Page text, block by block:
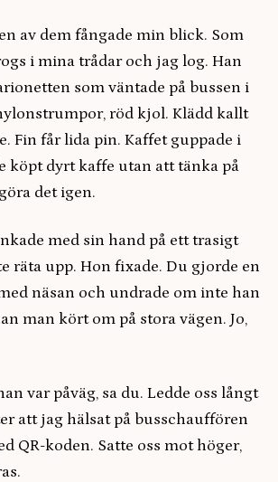
av dem fångade min blick. Som
i mina trådar och jag log. Han
som väntade på bussen i
röd kjol. Klädd kallt
Fin får lida pin. Kaffet guppade i
köpt dyrt kaffe utan att tänka på
det igen.
med sin hand på ett trasigt
räta upp. Hon fixade. Du gjorde en
näsan och undrade om inte han
man kört om på stora vägen. Jo,
var påväg, sa du. Ledde oss långt
att jag hälsat på busschauffören
QR-koden. Satte oss mot höger,